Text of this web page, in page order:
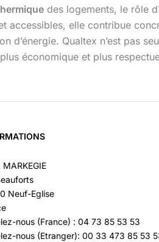
des logements, le rôle
accessibles, elle contribue
Qualtex n’est pas
économique et plus
MARKEGIE
Neuf-Eglise
nous (France) : 04 73 85 53 53
nous (Etranger): 00 33 473 85 53